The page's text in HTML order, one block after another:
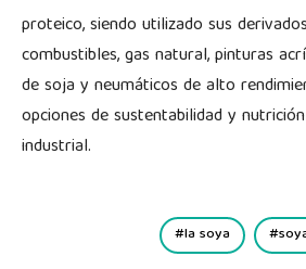
proteico, siendo utilizado sus
combustibles, gas natural, pinturas
de soja y neumáticos de alto
opciones de sustentabilidad y
industrial.
la soya